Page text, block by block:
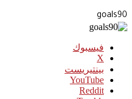
goals90
فيسبوك
‫X
بينتيريست
‫YouTube